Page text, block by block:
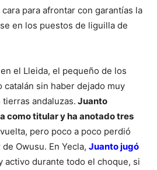
para afrontar con garantías la
en los puestos de liguilla de
el Lleida, el pequeño de los
sin haber dejado muy
andaluzas. Juanto
como titular y ha anotado tres
pero poco a poco perdió
Owusu. En Yecla, Juanto jugó
activo durante todo el choque, si